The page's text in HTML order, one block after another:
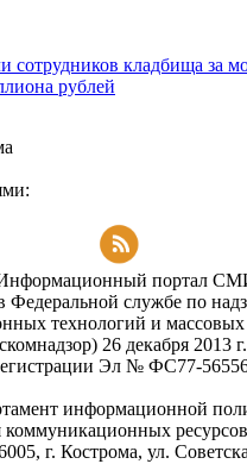
сотрудников кладбища за
рублей
портал
Федеральной службе по
технологий и массовых
26 декабря 2013 г.
Эл № ФC77-
информационной
коммуникационных
г. Кострома, ул.